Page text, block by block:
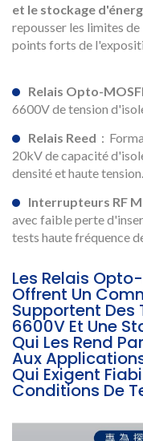
et le stockage
repousser les limites
points forts de
Relais Opto-
6600V de tension
Relais Reed ：
20kV de capacité
densité et haute tension.
Interrupteurs RF
avec faible perte
tests haute fréquence
Les Relais
Offrent Un
Supportent
6600V Et Une
Qui Les Rend
Aux
Qui Exigent
Conditions De